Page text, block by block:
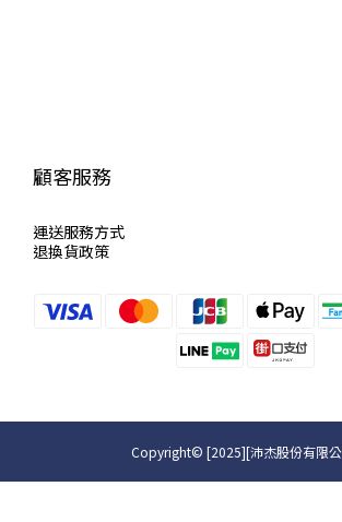
顧客服務
運送服務方式
退換貨政策
Copyright© [2025][沛杰股份有限